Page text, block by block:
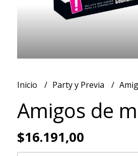
Inicio Party y Previa
Amigos de
$16.191,00